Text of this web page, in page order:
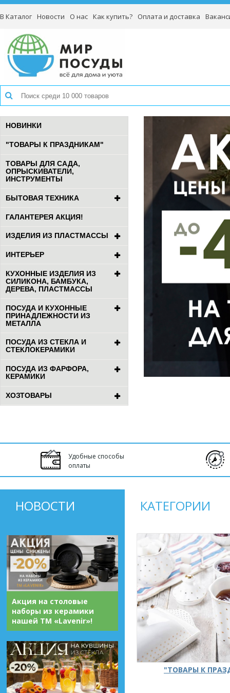
В Каталог Новости О нас Как купить? Оплата и доставка
НОВИНКИ
"ТОВАРЫ К ПРАЗДНИКАМ"
ТОВАРЫ ДЛЯ САДА,
ОПРЫСКИВАТЕЛИ,
ИНСТРУМЕНТЫ
БЫТОВАЯ ТЕХНИКА
ГАЛАНТЕРЕЯ АКЦИЯ!
ИЗДЕЛИЯ ИЗ ПЛАСТМАССЫ
ИНТЕРЬЕР
КУХОННЫЕ ИЗДЕЛИЯ ИЗ
СИЛИКОНА, БАМБУКА,
ДЕРЕВА, ПЛАСТМАССЫ
ПОСУДА И КУХОННЫЕ
ПРИНАДЛЕЖНОСТИ ИЗ
МЕТАЛЛА
ПОСУДА ИЗ СТЕКЛА И
СТЕКЛОКЕРАМИКИ
ПОСУДА ИЗ ФАРФОРА,
КЕРАМИКИ
ХОЗТОВАРЫ
Удобные способы
оплаты
НОВОСТИ
Акция на столовые
наборы из керамики
нашей ТМ «Lavenir»!
КАТЕГОРИИ
"ТОВАРЫ К